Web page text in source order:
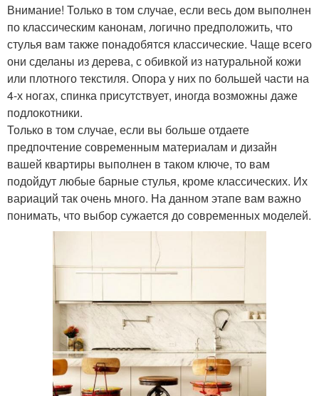
Внимание! Только в том случае, если весь дом выполнен
по классическим канонам, логично предположить, что
стулья вам также понадобятся классические. Чаще всего
они сделаны из дерева, с обивкой из натуральной кожи
или плотного текстиля. Опора у них по большей части на
4-х ногах, спинка присутствует, иногда возможны даже
подлокотники.
Только в том случае, если вы больше отдаете
предпочтение современным материалам и дизайн
вашей квартиры выполнен в таком ключе, то вам
подойдут любые барные стулья, кроме классических. Их
вариаций так очень много. На данном этапе вам важно
понимать, что выбор сужается до современных моделей.